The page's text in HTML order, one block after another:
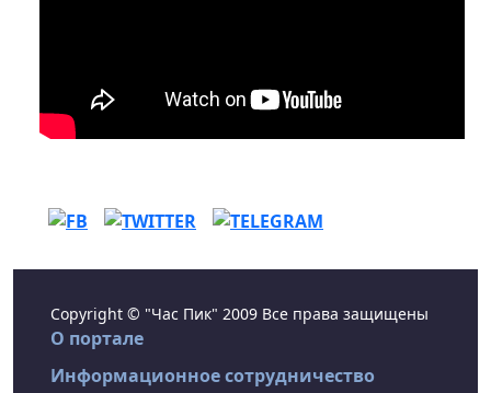
Copyright © "Час Пик" 2009 Все права защищены
О портале
Информационное сотрудничество